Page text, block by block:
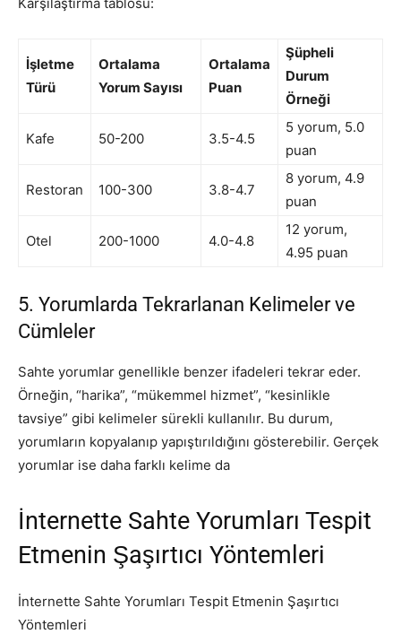
İşletme
Türü
Ortalama
Yorum Sayısı
Ortalama
Puan
Şüpheli
Durum
Örneği
Kafe 50-200 3.5-4.5
5 yorum, 5.0
puan
Restoran 100-300 3.8-4.7
8 yorum, 4.9
puan
Otel 200-1000 4.0-4.8
12 yorum,
4.95 puan
5. Yorumlarda Tekrarlanan Kelimeler ve
Cümleler
Sahte yorumlar genellikle benzer ifadeleri tekrar eder.
Örneğin, “harika”, “mükemmel hizmet”, “kesinlikle
tavsiye” gibi kelimeler sürekli kullanılır. Bu durum,
yorumların kopyalanıp yapıştırıldığını gösterebilir. Gerçek
yorumlar ise daha farklı kelime da
İnternette Sahte Yorumları Tespit
Etmenin Şaşırtıcı Yöntemleri
İnternette Sahte Yorumları Tespit Etmenin Şaşırtıcı
Yöntemleri